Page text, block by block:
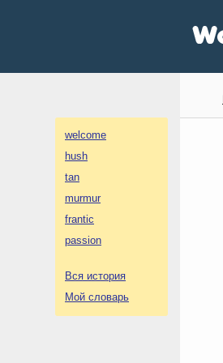
welcome
hush
tan
murmur
frantic
passion
Вся история
Мой словарь